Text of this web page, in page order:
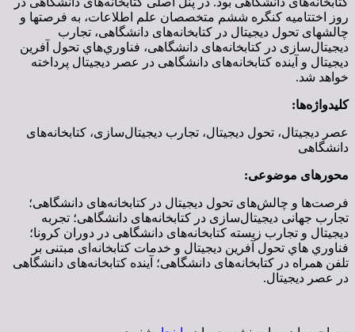
روز اختتامیه کنگره ششم متخصصان علم اطلاعات، به فرصتها و
چالشهای تحول دیجیتال در کتابخانه‌‏های دانشگاهی، تجارب
دیجیتال‌سازی در کتابخانه‌‏های دانشگاهی، فناوري‌هاي تحول آفرين
ديجيتال و آینده کتابخانه‌های دانشگاهی در عصر دیجیتال پرداخته
خواهد شد.
کلیدواژه‌ها:
عصر دیجیتال، تحول دیجیتال، تجارب دیجیتال‌سازی، کتابخانه‌های
دانشگاهی
محورهای موضوعی:
فرصت‌ها و چالش‌های تحول دیجیتال در کتابخانه‌‏های دانشگاهی؛
تجارب جهانی دیجیتال‌سازی در کتابخانه‌‏های دانشگاهی؛ تجربه
ديجيتال و تجارب زیسته کتابخانه‌های دانشگاهی در دوران کرونا؛
فناوري هاي تحول آفرين ديجيتال و خدمات کتابخانه‌ای مبتنی بر
تلفن همراه در کتابخانه‌های دانشگاهی؛ آینده کتابخانه‌های دانشگاهی
در عصر دیجیتال.